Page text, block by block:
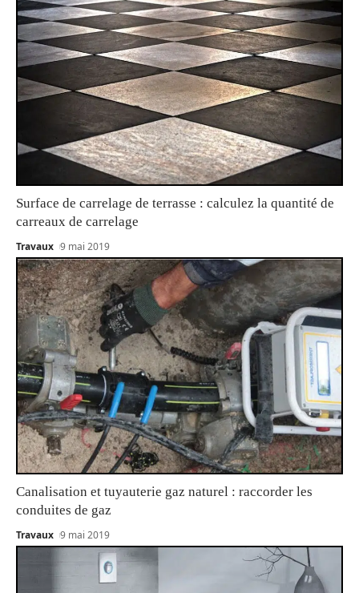
Surface de carrelage de terrasse : calculez la quantité de
carreaux de carrelage
Travaux 9 mai 2019
Canalisation et tuyauterie gaz naturel : raccorder les
conduites de gaz
Travaux 9 mai 2019